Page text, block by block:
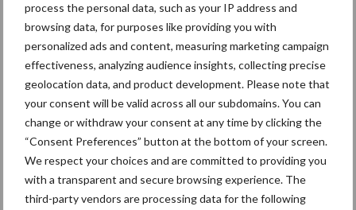
process the personal data, such as your IP address and
browsing data, for purposes like providing you with
personalized ads and content, measuring marketing campaign
effectiveness, analyzing audience insights, collecting precise
geolocation data, and product development. Please note that
your consent will be valid across all our subdomains. You can
change or withdraw your consent at any time by clicking the
“Consent Preferences” button at the bottom of your screen.
We respect your choices and are committed to providing you
with a transparent and secure browsing experience. The
third-party vendors are processing data for the following
Grondstoffenmarkt blijft
grillig: droogte en
geopolitiek houden handel
in de greep
De speenhuid: een vaak
onderschatte risicofactor
voor mastitis